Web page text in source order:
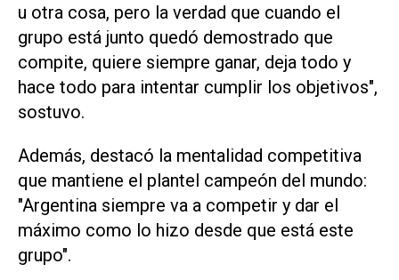
u otra cosa, pero la verdad que cuando el
grupo está junto quedó demostrado que
compite, quiere siempre ganar, deja todo y
hace todo para intentar cumplir los objetivos",
sostuvo.
Además, destacó la mentalidad competitiva
que mantiene el plantel campeón del mundo:
"Argentina siempre va a competir y dar el
máximo como lo hizo desde que está este
grupo".